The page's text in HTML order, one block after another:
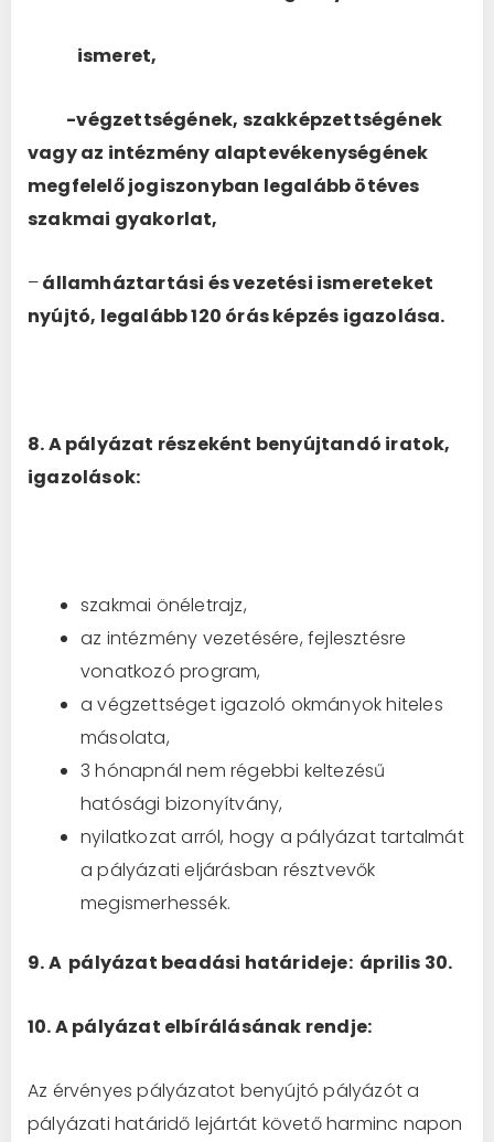
ismeret,
-végzettségének, szakképzettségének
vagy az intézmény alaptevékenységének
megfelelő jogiszonyban legalább ötéves
szakmai gyakorlat,
–államháztartási és vezetési ismereteket
nyújtó, legalább 120 órás képzés igazolása.
8. A pályázat részeként benyújtandó iratok,
igazolások:
szakmai önéletrajz,
az intézmény vezetésére, fejlesztésre
vonatkozó program,
a végzettséget igazoló okmányok hiteles
másolata,
3 hónapnál nem régebbi keltezésű
hatósági bizonyítvány,
nyilatkozat arról, hogy a pályázat tartalmát
a pályázati eljárásban résztvevők
megismerhessék.
9. A pályázat beadási határideje: április 30.
10. A pályázat elbírálásának rendje:
Az érvényes pályázatot benyújtó pályázót a
pályázati határidő lejártát követő harminc napon